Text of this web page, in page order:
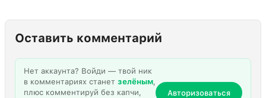
Оставить комментарий
Нет аккаунта? Войди — твой ник
в комментариях станет зелёным,
плюс комментируй без капчи,
Авторизоваться